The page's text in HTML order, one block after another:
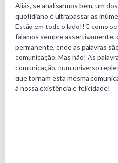
Aliás, se analisarmos bem, um
quotidiano é ultrapassar as
Estão em todo o lado!! E como
falamos sempre assertivamente,
permanente, onde as palavras
comunicação. Mas não! As
comunicação, num universo
que tornam esta mesma
à nossa existência e felicidade!